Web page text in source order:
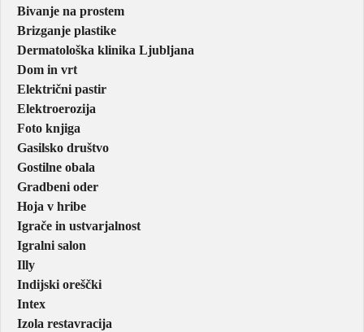
Bivanje na prostem
Brizganje plastike
Dermatološka klinika Ljubljana
Dom in vrt
Električni pastir
Elektroerozija
Foto knjiga
Gasilsko društvo
Gostilne obala
Gradbeni oder
Hoja v hribe
Igrače in ustvarjalnost
Igralni salon
Illy
Indijski oreščki
Intex
Izola restavracija